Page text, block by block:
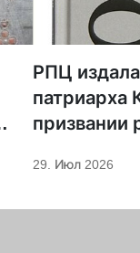
РПЦ
патриарха
призвании
29. Июл 2026